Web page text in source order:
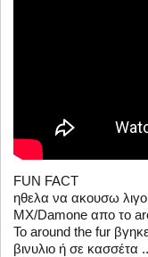
FUN FACT
ηθελα να ακουσω
MX/Damone απο το
To around the fur
βινυλιο ή σε κασσέτα